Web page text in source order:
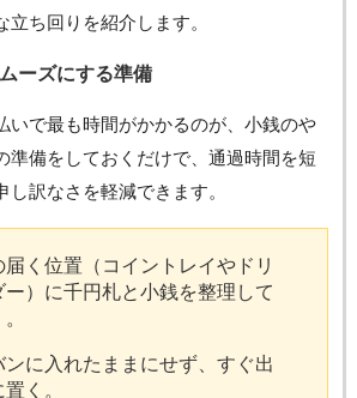
ち回りを紹介します。
ーズにする準備
いで最も時間がかかるのが、小銭のや
準備をしておくだけで、通過時間を短
訳なさを軽減できます。
く位置（コイントレイやドリ
ー）に千円札と小銭を整理して
ンに入れたままにせず、すぐ出
く。